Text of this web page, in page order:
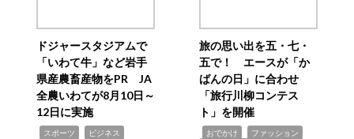
ドジャースタジアムで
「いわて牛」など岩手
県産農畜産物をPR JA
全農いわてが8月10日～
12日に実施
スポーツ ビジネス
旅の思い出を五・七・
五で！ エースが「か
ばんの日」に合わせ
「旅行川柳コンテス
ト」を開催
おでかけ ファッション